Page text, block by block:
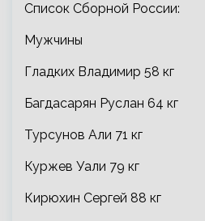
Список Сборной России:
Мужчины
Гладких Владимир 58 кг
Багдасарян Руслан 64 кг
Турсунов Али 71 кг
Куржев Уали 79 кг
Кирюхин Сергей 88 кг